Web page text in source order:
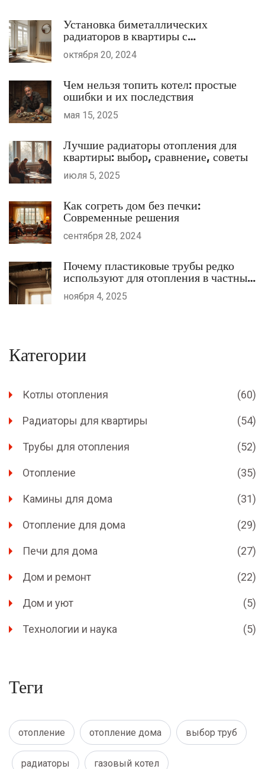
Установка биметаллических
радиаторов в квартиры с
центральным отоплением
октября 20, 2024
Чем нельзя топить котел: простые
ошибки и их последствия
мая 15, 2025
Лучшие радиаторы отопления для
квартиры: выбор, сравнение, советы
июля 5, 2025
Как согреть дом без печки:
Современные решения
сентября 28, 2024
Почему пластиковые трубы редко
используют для отопления в частных
домах
ноября 4, 2025
Категории
Котлы отопления (60)
Радиаторы для квартиры (54)
Трубы для отопления (52)
Отопление (35)
Камины для дома (31)
Отопление для дома (29)
Печи для дома (27)
Дом и ремонт (22)
Дом и уют (5)
Технологии и наука (5)
Теги
отопление отопление дома выбор труб
радиаторы газовый котел